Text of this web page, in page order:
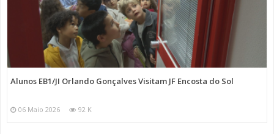
Alunos EB1/JI Orlando Gonçalves Visitam JF Encosta do Sol
06 Maio 2026 92 K